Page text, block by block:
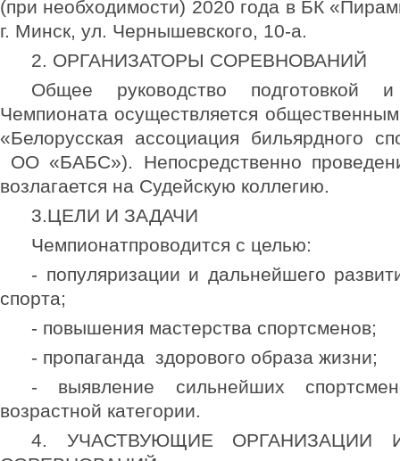
(при необходимости) 2020 года в БК
г. Минск, ул. Чернышевского, 10-а.
2. ОРГАНИЗАТОРЫ СОРЕВНОВАНИЙ
Общее руководство подготовкой
Чемпионата осуществляется
«Белорусская ассоциация бильярдного
ОО «БАБС»). Непосредственно
возлагается на Судейскую коллегию.
3.ЦЕЛИ И ЗАДАЧИ
Чемпионатпроводится с целью:
- популяризации и дальнейшего
спорта;
- повышения мастерства спортсменов;
- пропаганда здорового образа жизни;
- выявление сильнейших
возрастной категории.
4. УЧАСТВУЮЩИЕ ОРГАНИЗАЦИИ